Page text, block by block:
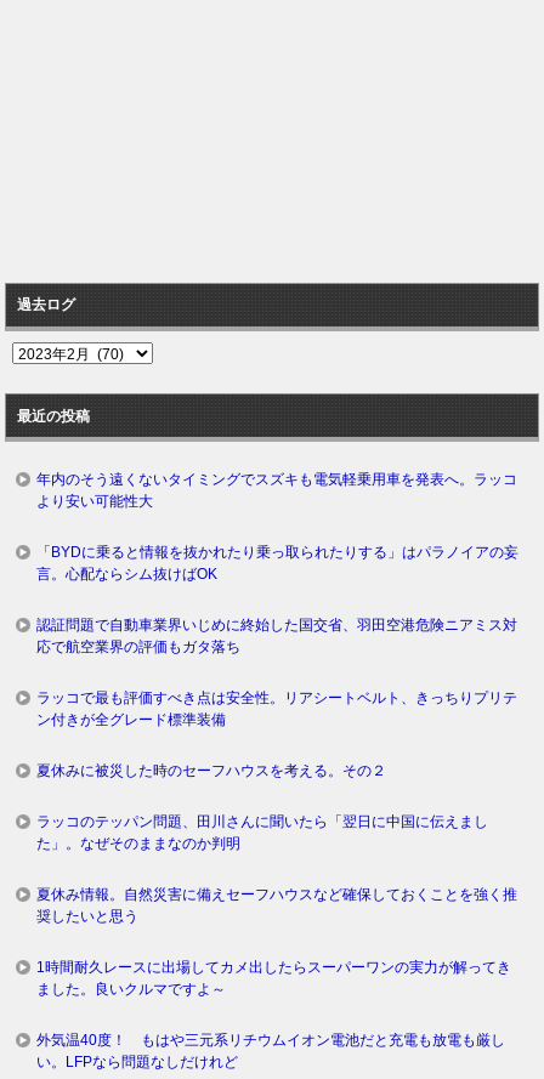
過去ログ
過
ロ
グ
最近の投稿
年内のそう遠くないタイミングでスズキも電気軽乗用車を発表へ。ラッコ
より安い可能性大
「BYDに乗ると情報を抜かれたり乗っ取られたりする」はパラノイアの妄
言。心配ならシム抜けばOK
認証問題で自動車業界いじめに終始した国交省、羽田空港危険ニアミス対
応で航空業界の評価もガタ落ち
ラッコで最も評価すべき点は安全性。リアシートベルト、きっちりプリテ
ン付きが全グレード標準装備
夏休みに被災した時のセーフハウスを考える。その２
ラッコのテッパン問題、田川さんに聞いたら「翌日に中国に伝えまし
た」。なぜそのままなのか判明
夏休み情報。自然災害に備えセーフハウスなど確保しておくことを強く推
奨したいと思う
1時間耐久レースに出場してカメ出したらスーパーワンの実力が解ってき
ました。良いクルマですよ～
外気温40度！ もはや三元系リチウムイオン電池だと充電も放電も厳し
い。LFPなら問題なしだけれど